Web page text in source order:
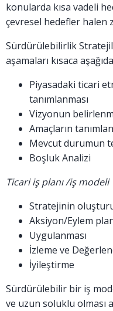
konularda kısa vadeli
çevresel hedefler halen
Sürdürülebilirlik
aşamaları kısaca
Piyasadaki ticari
tanımlanması
Vizyonun
Amaçların
Mevcut durumun
Boşluk Analizi
Ticari iş planı /iş modeli
Stratejinin
Aksiyon/Eylem
Uygulanması
İzleme ve
İyileştirme
Sürdürülebilir bir iş
ve uzun soluklu olması